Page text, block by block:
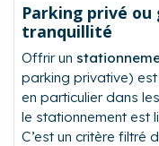
Parking privé ou
tranquillité
Offrir un
parking privative) est
en particulier dans
le stationnement est
C’est un critère filtré